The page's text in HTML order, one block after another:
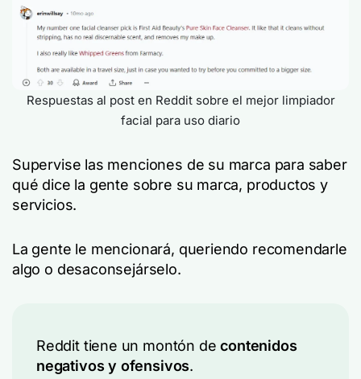
Respuestas al post en Reddit sobre el mejor limpiador
facial para uso diario
Supervise las menciones de su marca para saber
qué dice la gente sobre su marca, productos y
servicios.
La gente le mencionará, queriendo recomendarle
algo o desaconsejárselo.
Reddit tiene un montón decontenidos
negativos y ofensivos.